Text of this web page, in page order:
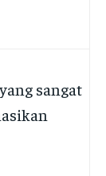
sangat